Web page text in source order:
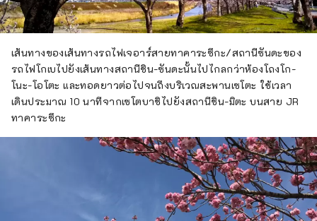
เส้นทางของเส้นทางรถไฟเจอาร์สายทาคาระซึกะ/สถานีซันดะของ
รถไฟโกเบไปยังเส้นทางสถานีชิน-ซันดะนั้นไปไกลกว่าห้องโถงโก-
โนะ-โอโตะ และทอดยาวต่อไปจนถึงบริเวณสะพานเซโตะ ใช้เวลา
เดินประมาณ 10 นาทีจากเซโตบาชิไปยังสถานีชิน-มิตะ บนสาย JR
ทาคาระซึกะ